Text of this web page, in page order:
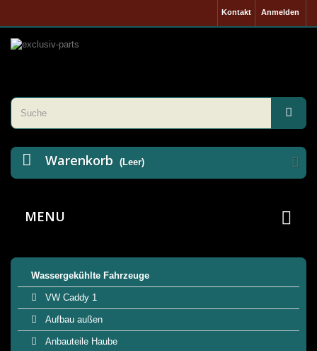
Anmelden
Kontakt
Warenkorb (Leer)
MENU
Wassergekühlte Fahrzeuge
VW Caddy 1
Aufbau außen
Anbauteile Haube